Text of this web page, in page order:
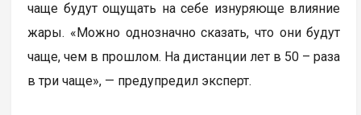
чаще будут ощущать на себе изнуряюще влияние
жары. «Можно однозначно сказать, что они будут
чаще, чем в прошлом. На дистанции лет в 50 – раза
в три чаще», — предупредил эксперт.